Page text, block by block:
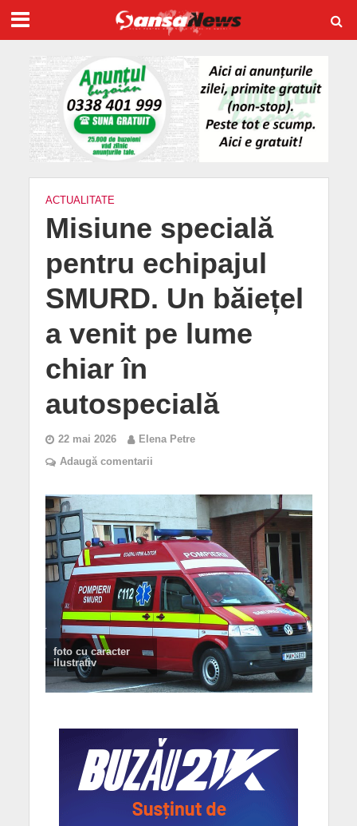
ACTUALITATE
Misiune specială
pentru echipajul
SMURD. Un băiețel
a venit pe lume
chiar în
autospecială
22 mai 2026
Elena Petre
Adaugă comentarii
foto cu caracter
ilustrativ